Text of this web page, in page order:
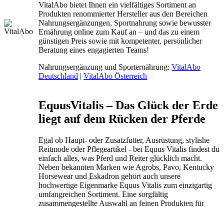
VitalAbo bietet Ihnen ein vielfältiges Sortiment an
Produkten renommierter Hersteller aus den Bereichen
Nahrungsergänzungen, Sportnahrung sowie bewusster
Ernährung online zum Kauf an – und das zu einem
günstigen Preis sowie mit kompetenter, persönlicher
Beratung eines engagierten Teams!
Nahrungsergänzung und Sporternährung: VitalAbo
Deutschland | VitalAbo Österreich
EquusVitalis – Das Glück der Erde
liegt auf dem Rücken der Pferde
Egal ob Haupt- oder Zusatzfutter, Ausrüstung, stylishe
Reitmode oder Pflegeartikel - bei Equus Vitalis findest du
einfach alles, was Pferd und Reiter glücklich macht.
Neben bekannten Marken wie Agrobs, Pavo, Kentucky
Horsewear und Eskadron gehört auch unsere
hochwertige Eigenmarke Equus Vitalis zum einzigartig
umfangreichen Sortiment. Eine sorgfältig
zusammengestellte Auswahl an feinen Produkten für